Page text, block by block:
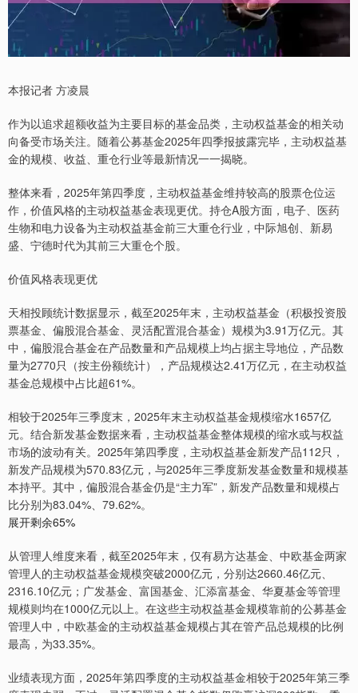
本报记者 方凌晨
作为以追求超额收益为主要目标的基金品类，主动权益基金的相关动
向备受市场关注。随着公募基金2025年四季报披露完毕，主动权益基
金的规模、收益、重仓行业等最新情况一一揭晓。
整体来看，2025年第四季度，主动权益基金维持较高的股票仓位运
作，价值风格的主动权益基金表现更优。持仓A股方面，电子、医药
生物和电力设备为主动权益基金前三大重仓行业，中际旭创、新易
盛、宁德时代为其前三大重仓个股。
价值风格表现更优
天相投顾统计数据显示，截至2025年末，主动权益基金（积极投资股
票基金、偏股混合基金、灵活配置混合基金）规模为3.91万亿元。其
中，偏股混合基金在产品数量和产品规模上均占据主导地位，产品数
量为2770只（按主份额统计），产品规模达2.41万亿元，在主动权益
基金总规模中占比超61%。
相较于2025年三季度末，2025年末主动权益基金规模缩水1657亿
元。结合新发基金数据来看，主动权益基金整体规模的缩水或与权益
市场的波动有关。2025年第四季度，主动权益基金新发产品112只，
新发产品规模为570.83亿元，与2025年三季度新发基金数量和规模基
本持平。其中，偏股混合基金仍是“主力军”，新发产品数量和规模占
比分别为83.04%、79.62%。
展开剩余65%
从管理人维度来看，截至2025年末，仅有易方达基金、中欧基金两家
管理人的主动权益基金规模突破2000亿元，分别达2660.46亿元、
2316.10亿元；广发基金、富国基金、汇添富基金、华夏基金等管理
规模则均在1000亿元以上。在这些主动权益基金规模靠前的公募基金
管理人中，中欧基金的主动权益基金规模占其在管产品总规模的比例
最高，为33.35%。
业绩表现方面，2025年第四季度的主动权益基金相较于2025年第三季